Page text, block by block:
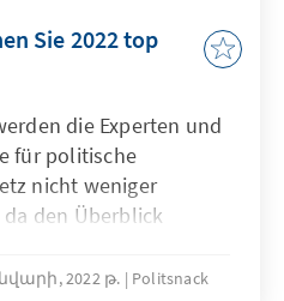
Sie 2022 top
die Experten und
für politische
nicht weniger
den Überblick
Trend, sind immer auf
2022 թ. Politsnack